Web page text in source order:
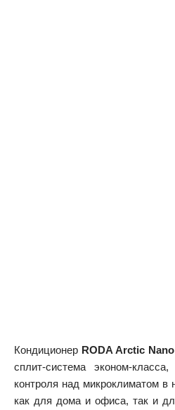
Кондиционер RODA Arctic
сплит-система эконом-
контроля над микроклиматом
как для дома и офиса, так и